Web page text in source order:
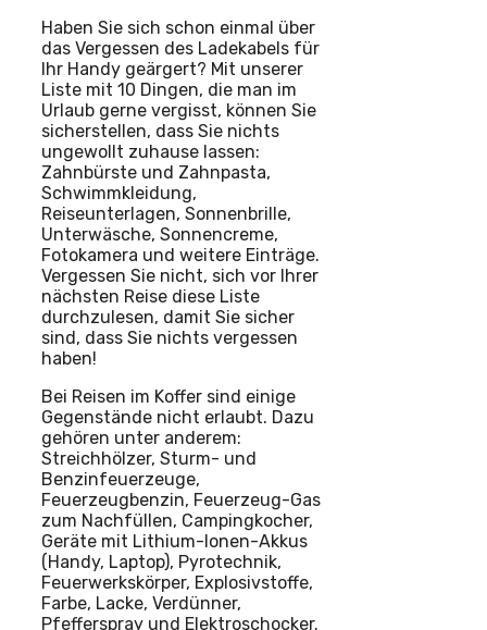
Haben Sie sich schon einmal über
das Vergessen des Ladekabels für
Ihr Handy geärgert? Mit unserer
Liste mit 10 Dingen, die man im
Urlaub gerne vergisst, können Sie
sicherstellen, dass Sie nichts
ungewollt zuhause lassen:
Zahnbürste und Zahnpasta,
Schwimmkleidung,
Reiseunterlagen, Sonnenbrille,
Unterwäsche, Sonnencreme,
Fotokamera und weitere Einträge.
Vergessen Sie nicht, sich vor Ihrer
nächsten Reise diese Liste
durchzulesen, damit Sie sicher
sind, dass Sie nichts vergessen
haben!
Bei Reisen im Koffer sind einige
Gegenstände nicht erlaubt. Dazu
gehören unter anderem:
Streichhölzer, Sturm- und
Benzinfeuerzeuge,
Feuerzeugbenzin, Feuerzeug-Gas
zum Nachfüllen, Campingkocher,
Geräte mit Lithium-Ionen-Akkus
(Handy, Laptop), Pyrotechnik,
Feuerwerkskörper, Explosivstoffe,
Farbe, Lacke, Verdünner,
Pfefferspray und Elektroschocker.